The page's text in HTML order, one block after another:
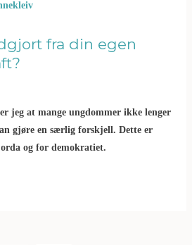
fra din egen
jeg at mange ungdommer ikke lenger
gjøre en særlig forskjell. Dette er
og for demokratiet.